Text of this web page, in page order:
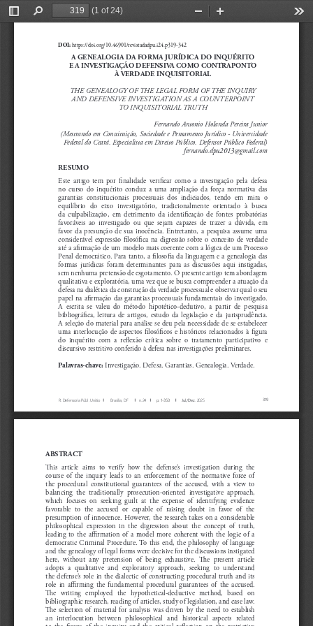
Toggle
Find
(1 of 24)
Zoom
319
R. Defensoria Públ. União Brasília, DF n.24 -350 Jul./Dez . 2025
DOI: https://doi.org/10.46901/revistadadpu.i24.p319-342
A GENEALOGIA DA FORMA JURÍDICA DO INQUÉRITO
E A INVESTIGAÇÃO DEFENSIVA COMO CONTRAPONTO
À VERDADE INQUISITORIAL
THE GENEALOGY OF THE LEGAL FORM OF THE INQUIRY
AND DEFENSIVE INVESTIGATION AS A COUNTERPOINT
TO INQUISITORIAL TRUTH
Fernando Antonio Holanda Pereira Junior
(Mestrando em Constituição, Sociedade e Pensamento Jurídico - Universidade
Federal do Ceará. Especialista em Direito Público. Defensor Público Federal)
fernando.dpu2013@gmail.com
RESUMO
Este  artigo  tem  por  finalidade  verificar  como  a  investigação  pela  defesa
no  curso  do  inquérito  conduz  a  uma  ampliação  da  força  normativa  das
garantias  constitucionais  processuais  dos  indiciados,  tendo  em  mira  o
equilíbrio  do  eixo  investigatório,  tradicionalmente  orientado  à  busca
da  culpabilização,  em  detrimento  da  identificação  de  fontes  probatórias
favoráveis  ao  investigado  ou  que  sejam  capazes  de  trazer  a  dúvida,  em
favor  da  presunção  de  sua  inocência.  Entretanto,  a  pesquisa  assume  uma
considerável  expressão  filosófica  na  digressão  sobre  o  conceito  de  verdade
até a afirmação de um modelo mais coerente com a lógica de um Processo
Penal democrático. Para tanto, a filosofia da linguagem e a genealogia das
formas  jurídicas  foram  determinantes  para  as  discussões  aqui  instigadas,
sem nenhuma pretensão de esgotamento. O presente artigo tem abordagem
qualitativa e exploratória, uma vez que se busca compreender a atuação da
defesa na dialética da construção da verdade processual e observar qual o seu
papel na afirmação das garantias processuais fundamentais do investigado.
A  escrita  se  valeu  do  método  hipotético-dedutivo,  a  partir  de  pesquisa
bibliográfica,  leitura  de  artigos,  estudo  da  legislação  e  da  jurisprudência.
A seleção do material para análise se deu pela necessidade de se estabelecer
uma  interlocução  de  aspectos  filosóficos  e  históricos  relacionados  à  figura
do  inquérito  com  a  reflexão  crítica  sobre  o  tratamento  participativo  e
discursivo restritivo conferido à defesa nas investigações preliminares.
Palavras-chave: Investigação. Defesa. Garantias. Genealogia. Verdade.
ABSTRACT
This  article  aims  to  verify  how  the  defense’s  investigation  during  the
course  of  the  inquiry  leads  to  an  enforcement  of  the  normative  force  of
the  procedural  constitutional  guarantees  of  the  accused,  with  a  view  to
balancing  the  traditionally  prosecution-oriented  investigative  approach,
which  focuses  on  seeking  guilt  at  the  expense  of  identifying  evidence
favorable  to  the  accused  or  capable  of  raising  doubt  in  favor  of  the
presumption of innocence. However, the research takes on a considerable
philosophical  expression  in  the  digression  about  the  concept  of  truth,
leading  to  the  affirmation  of  a  model  more  coherent  with  the  logic  of  a
democratic  Criminal  Procedure.  To  this  end,  the  philosophy  of  language
and the genealogy of legal forms were decisive for the discussions instigated
here,  without  any  pretension  of  being  exhaustive.  The  present  article
adopts  a  qualitative  and  exploratory  approach,  seeking  to  understand
the  defense’s  role  in  the  dialectic  of  constructing  procedural  truth  and  its
role  in  affirming  the  fundamental  procedural  guarantees  of  the  accused.
The  writing  employed  the  hypothetical-deductive  method,  based  on
bibliographic research, reading of articles, study of legislation, and case law.
The  selection  of  material  for  analysis  was  driven  by  the  need  to  establish
an  interlocution  between  philosophical  and  historical  aspects  related